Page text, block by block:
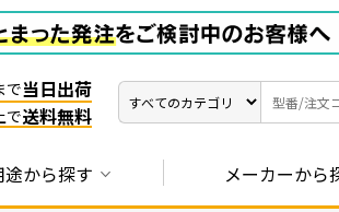
で当日出荷
で送料無料
から探す メーカーから